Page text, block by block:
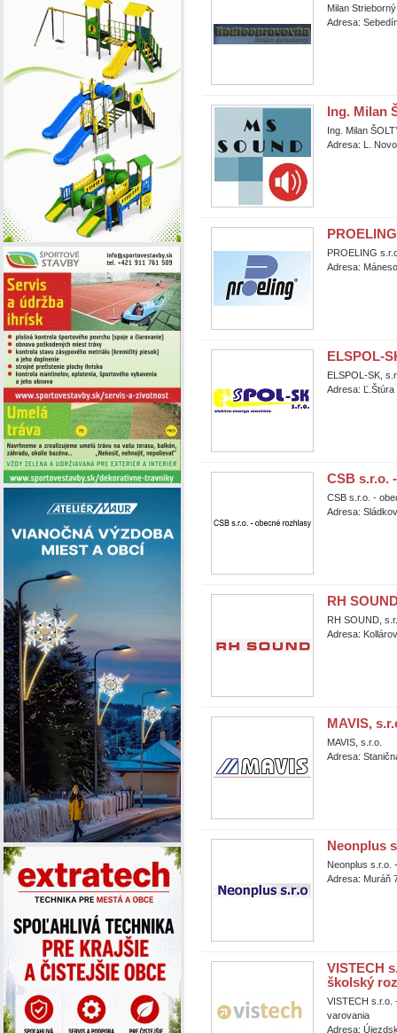
Milan
Adresa:
Ing. Milan
Ing. Milan
Adresa: L.
PROELING
Adresa:
ELSPOL-
ELSPOL-SK,
Adresa:
CSB s.r.o.
CSB s.r.o. -
Adresa:
RH
RH SOUND,
Adresa:
MAVIS,
MAVIS, s.r.o.
Adresa:
Neonplus
Neonplus s.r.o.
Adresa: Muráň
VISTECH
školský
VISTECH
varovania
Adresa: